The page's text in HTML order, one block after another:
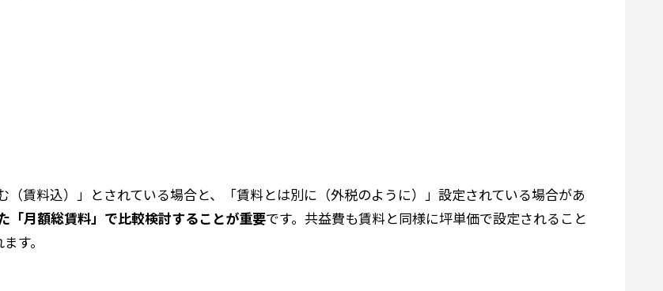
賃料込）」とされている場合と、「賃料とは別に（外税のように）」設定されている場合があ
「月額総賃料」で比較検討することが重要です。共益費も賃料と同様に坪単価で設定されること
す。